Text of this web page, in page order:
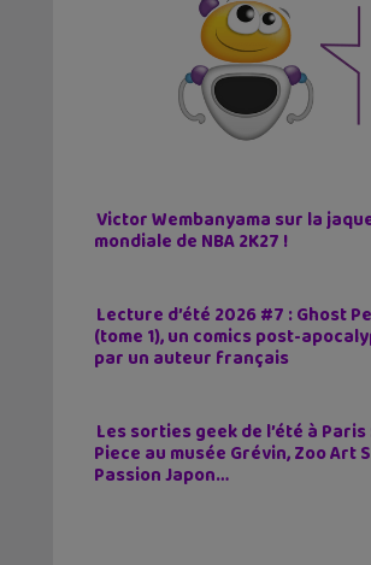
Victor Wembanyama sur la
mondiale de NBA 2K27 !
Lecture d’été 2026 #7 : Ghost
(tome 1), un comics post-
par un auteur français
Les sorties geek de l’été à Paris
Piece au musée Grévin, Zoo Art
Passion Japon…